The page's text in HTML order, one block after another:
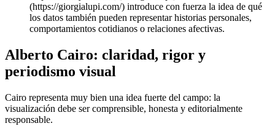
(https://giorgialupi.com/) introduce con fuerza la idea de qué
los datos también pueden representar historias personales,
comportamientos cotidianos o relaciones afectivas.
Alberto Cairo: claridad, rigor y
periodismo visual
Cairo representa muy bien una idea fuerte del campo: la
visualización debe ser comprensible, honesta y editorialmente
responsable.